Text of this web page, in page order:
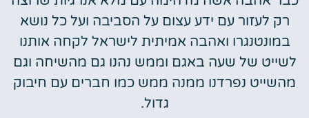
רק לעזור עם ידע עצום על הסביבה ועל כל נושא
במונטנגרו ואהבה אמיתית לישראל לקחה אותנו
לשייט של שעה באגם וממש נהנו גם מהשיחה וגם
מהשייט נפרדנו ממנה ממש כמו חברים עם חיבוק
גדול.